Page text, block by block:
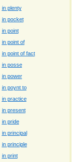
in plenty
in pocket
in point
in point of
in point of fact
in posse
in power
in poynt to
in practice
in present
in pride
in principal
in principle
in print